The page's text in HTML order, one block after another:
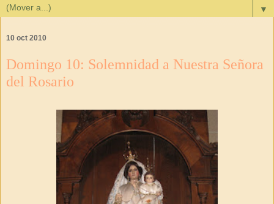
▼
10 oct 2010
Domingo 10: Solemnidad a Nuestra Señora
del Rosario